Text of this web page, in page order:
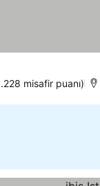
misafir puanı)